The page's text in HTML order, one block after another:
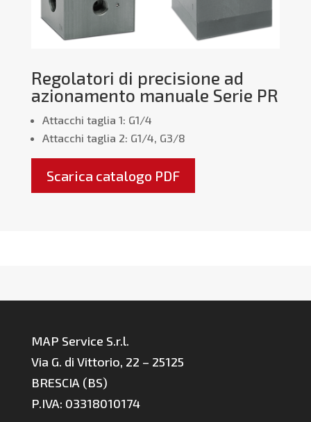
Regolatori di precisione ad
azionamento manuale Serie PR
Attacchi taglia 1: G1/4
Attacchi taglia 2: G1/4, G3/8
Scarica catalogo PDF
MAP Service S.r.l.
Via G. di Vittorio, 22 – 25125
BRESCIA (BS)
P.IVA: 03318010174